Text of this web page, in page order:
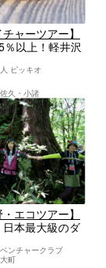
ャーツアー】
以上！軽井沢
ピッキオ
久・小諸
エコツアー】
本最大級のダ
ンチャークラブ
町